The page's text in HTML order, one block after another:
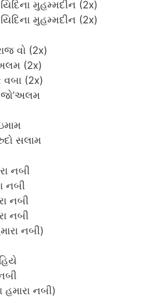
મુહમ્મદીન (2x)
મુહમ્મદીન (2x)
વો (2x)
(2x)
(2x)
સલામ
નબી
નબી
નબી
નબી
નબી)
નબી)